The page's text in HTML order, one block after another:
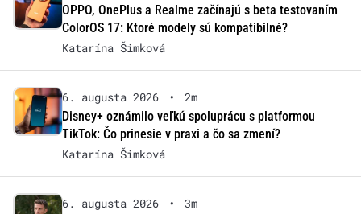
OPPO, OnePlus a Realme začínajú s beta testovaním
ColorOS 17: Ktoré modely sú kompatibilné?
Katarína Šimková
6. augusta 2026 •
2m
Disney+ oznámilo veľkú spoluprácu s platformou
TikTok: Čo prinesie v praxi a čo sa zmení?
Katarína Šimková
6. augusta 2026 •
3m